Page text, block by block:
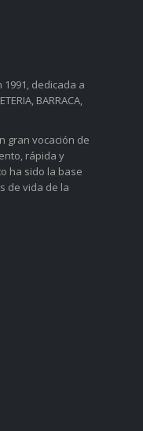
dedicada a
BARRACA,
gran vocación de
rápida y
ha sido la base
de vida de la